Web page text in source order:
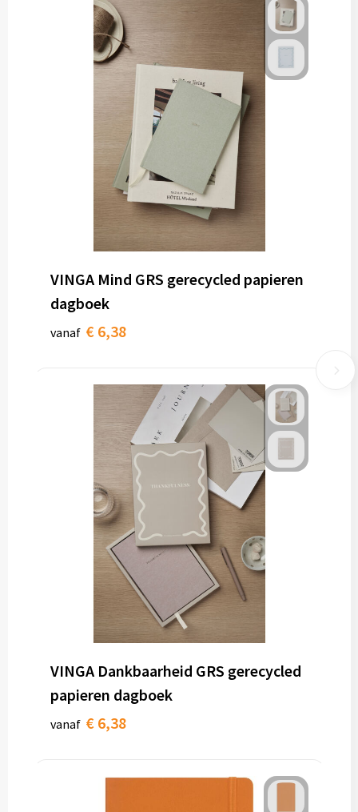
VINGA Mind GRS gerecycled papieren
dagboek
vanaf € 6,38
VINGA Dankbaarheid GRS gerecycled
papieren dagboek
vanaf € 6,38